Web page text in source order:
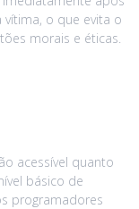
o que evita o
morais e éticas.
acessível quanto
básico de
programadores